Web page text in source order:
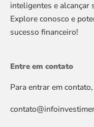
inteligentes e alcançar
Explore conosco e
sucesso financeiro!
Entre em contato
Para entrar em